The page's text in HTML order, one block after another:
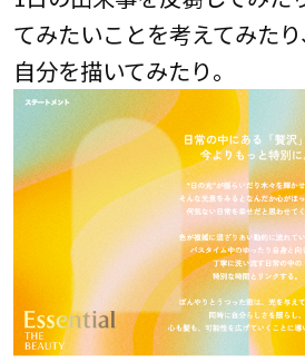
てみたいことを考えてみた
自分を描いてみたり。